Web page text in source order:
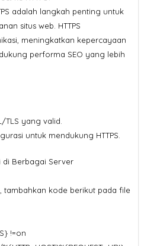
adalah langkah penting untuk
situs web. HTTPS
meningkatkan kepercayaan
performa SEO yang lebih
TLS yang valid.
untuk mendukung HTTPS.
Berbagai Server
tambahkan kode berikut pada file
!=on